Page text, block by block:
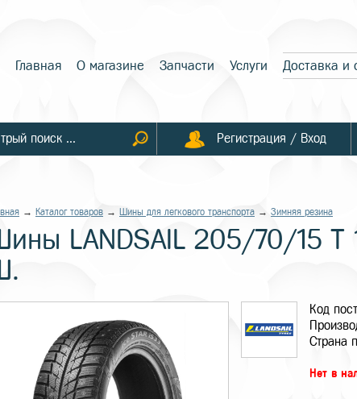
Главная О магазине Запчасти Услуги Доставка и
Регистрация / Вход
→ Каталог товаров → Шины для легкового транспорта → Зимняя резина
LANDSAIL 205/70/15 T
Код
Страна
Нет в